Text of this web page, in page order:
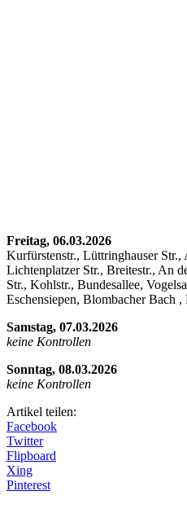
Freitag, 06.03.2026
Kurfürstenstr., Lüttringhauser
Lichtenplatzer Str., Breitestr., An
Str., Kohlstr., Bundesallee,
Eschensiepen, Blombacher Bach ,
Samstag, 07.03.2026
keine Kontrollen
Sonntag, 08.03.2026
keine Kontrollen
Artikel teilen:
Facebook
Twitter
Flipboard
Xing
Pinterest